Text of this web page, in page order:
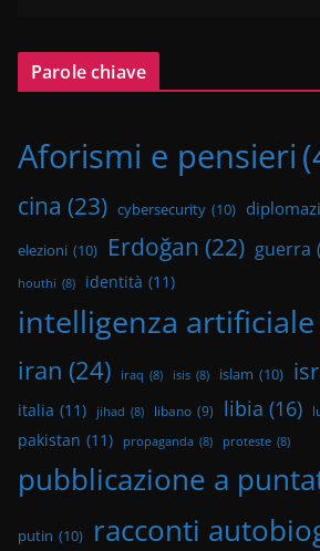
Parole chiave
Aforismi e pensieri
cina (23) cybersecurity (10)
elezioni (10) Erdoğan (22) guerra
houthi (8) identità (11)
intelligenza artificiale
iran (24) iraq (8) isis (8) islam (10)
italia (11) jihad (8) libano (9) libia (16)
pakistan (11) propaganda (8) proteste (8)
pubblicazione a
putin (10) racconti